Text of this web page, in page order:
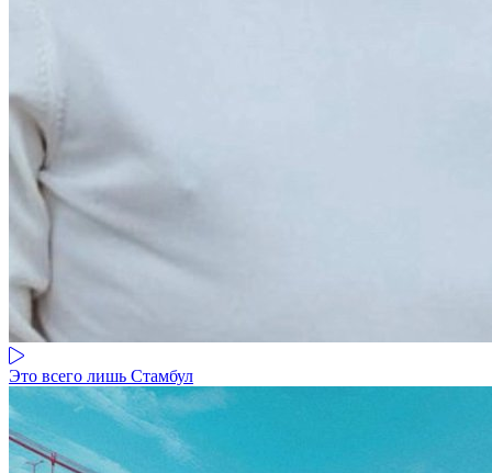
Это всего лишь Стамбул